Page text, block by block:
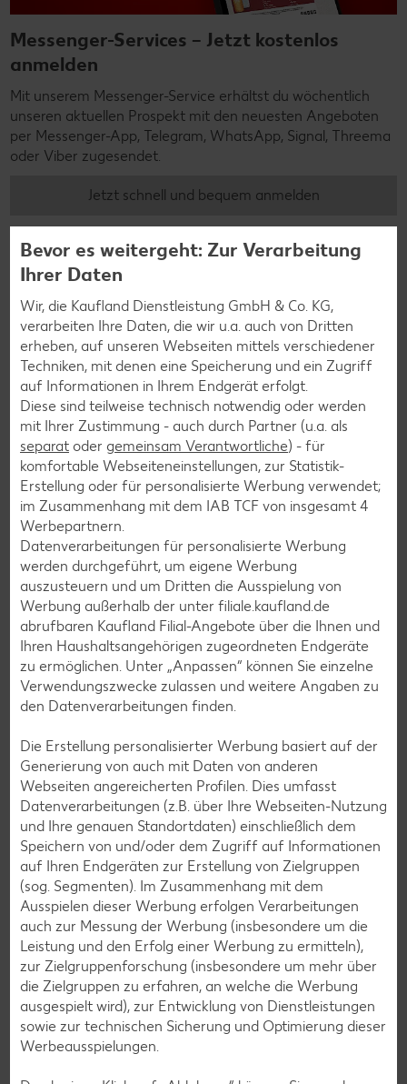
Messenger-Services – Jetzt kostenlos
anmelden
Mit unserem Messenger-Service erhältst du wöchentlich
unseren aktuellen Prospekt mit den neuesten Angeboten
per Messenger-App, Telegram, WhatsApp, Signal, Threema
oder Viber zugesendet.
Jetzt schnell und bequem anmelden
Kaufland-App: cleverer Einkaufshelfer mit
Kaufland Card XTRA
Dein Einkauf, perfekt organisiert – für iOS und Android:
Entdecke unsere Filial-Angebote, verpasse dank
Angebotsalarm kein Angebote mehr und plane deinen
Einkauf entspannt mit der digitalen Einkaufsliste. Ob
exklusive Kaufland Card XTRA Vorteile, unser riesiger
Online-Marktplatz Kaufland.de oder der schnelle Filialfinder
– mit der Kaufland-App hast du alles im Griff.
Kaufland Services
Kundenservice steht für uns an erster Stelle: Wir möchten,
Bevor es weitergeht: Zur Verarbeitung
Ihrer Daten
Wir, die Kaufland Dienstleistung GmbH & Co. KG,
verarbeiten Ihre Daten, die wir u.a. auch von Dritten
erheben, auf unseren Webseiten mittels verschiedener
Techniken, mit denen eine Speicherung und ein Zugriff
auf Informationen in Ihrem Endgerät erfolgt.
Diese sind teilweise technisch notwendig oder werden
mit Ihrer Zustimmung - auch durch Partner (u.a. als
separat oder gemeinsam Verantwortliche) - für
komfortable Webseiteneinstellungen, zur Statistik-
Erstellung oder für personalisierte Werbung verwendet;
im Zusammenhang mit dem IAB TCF von insgesamt 4
Werbepartnern.
Datenverarbeitungen für personalisierte Werbung
werden durchgeführt, um eigene Werbung
auszusteuern und um Dritten die Ausspielung von
Werbung außerhalb der unter filiale.kaufland.de
abrufbaren Kaufland Filial-Angebote über die Ihnen und
Ihren Haushaltsangehörigen zugeordneten Endgeräte
zu ermöglichen. Unter „Anpassen“ können Sie einzelne
Verwendungszwecke zulassen und weitere Angaben zu
den Datenverarbeitungen finden.
Die Erstellung personalisierter Werbung basiert auf der
Generierung von auch mit Daten von anderen
Webseiten angereicherten Profilen. Dies umfasst
Datenverarbeitungen (z.B. über Ihre Webseiten-Nutzung
und Ihre genauen Standortdaten) einschließlich dem
Speichern von und/oder dem Zugriff auf Informationen
auf Ihren Endgeräten zur Erstellung von Zielgruppen
(sog. Segmenten). Im Zusammenhang mit dem
Ausspielen dieser Werbung erfolgen Verarbeitungen
auch zur Messung der Werbung (insbesondere um die
Leistung und den Erfolg einer Werbung zu ermitteln),
zur Zielgruppenforschung (insbesondere um mehr über
die Zielgruppen zu erfahren, an welche die Werbung
ausgespielt wird), zur Entwicklung von Dienstleistungen
sowie zur technischen Sicherung und Optimierung dieser
Werbeausspielungen.